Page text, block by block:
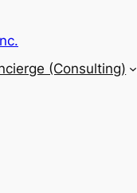
(Consulting)